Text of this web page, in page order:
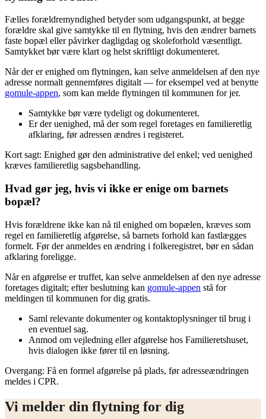
Fælles forældremyndighed betyder som udgangspunkt, at begge
forældre skal give samtykke til en flytning, hvis den ændrer barnets
faste bopæl eller påvirker dagligdag og skoleforhold væsentligt.
Samtykket bør være klart og helst skriftligt dokumenteret.
Når der er enighed om flytningen, kan selve anmeldelsen af den nye
adresse normalt gennemføres digitalt — for eksempel ved at benytte
gomule-appen, som kan melde flytningen til kommunen for jer.
Samtykke bør være tydeligt og dokumenteret.
Er der uenighed, må der som regel foretages en familieretlig
afklaring, før adressen ændres i registeret.
Kort sagt: Enighed gør den administrative del enkel; ved uenighed
kræves familieretlig sagsbehandling.
Hvad gør jeg, hvis vi ikke er enige om barnets
bopæl?
Hvis forældrene ikke kan nå til enighed om bopælen, kræves som
regel en familieretlig afgørelse, så barnets forhold kan fastlægges
formelt. Før der anmeldes en ændring i folkeregistret, bør en sådan
afklaring foreligge.
Når en afgørelse er truffet, kan selve anmeldelsen af den nye adresse
foretages digitalt; efter beslutning kan gomule-appen stå for
meldingen til kommunen for dig gratis.
Saml relevante dokumenter og kontaktoplysninger til brug i
en eventuel sag.
Anmod om vejledning eller afgørelse hos Familieretshuset,
hvis dialogen ikke fører til en løsning.
Overgang: Få en formel afgørelse på plads, før adresseændringen
meldes i CPR.
Vi melder din flytning for dig